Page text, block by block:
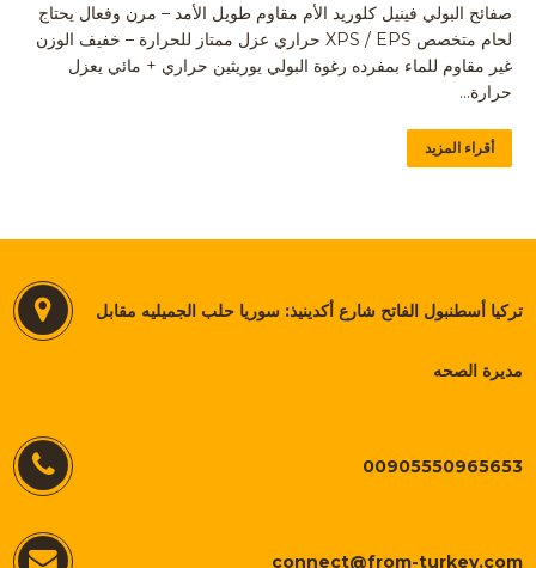
صفائح البولي فينيل كلوريد الأم مقاوم طويل الأمد – مرن وفعال يحتاج
لحام متخصص XPS / EPS حراري عزل ممتاز للحرارة – خفيف الوزن
غير مقاوم للماء بمفرده رغوة البولي يوريثين حراري + مائي يعزل
حرارة…
أقراء المزيد
تركيا أسطنبول الفاتح شارع أكدينيذ: سوريا حلب الجميليه مقابل
مديرة الصحه
00905550965653
connect@from-turkey.com